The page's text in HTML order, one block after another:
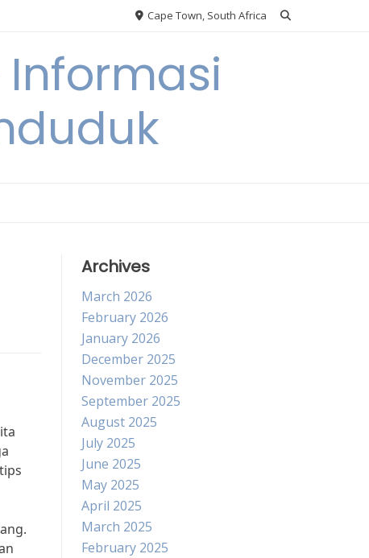
Cape Town, South Africa
Informasi
Archives
March 2026
February 2026
January 2026
December 2025
November 2025
September 2025
August 2025
July 2025
June 2025
May 2025
April 2025
March 2025
February 2025